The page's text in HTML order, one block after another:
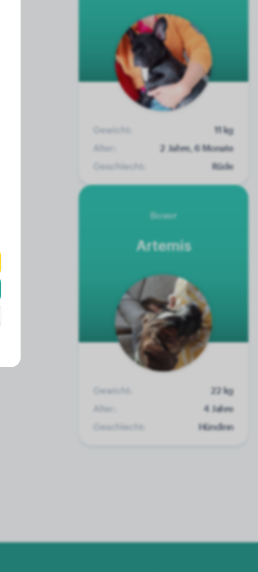
Gewicht:
11 kg
Alter:
2 Jahre, 6 Monate
Geschlecht:
Rüde
Boxer
Artemis
Gewicht:
22 kg
Alter:
4 Jahre
Geschlecht:
Hündinn